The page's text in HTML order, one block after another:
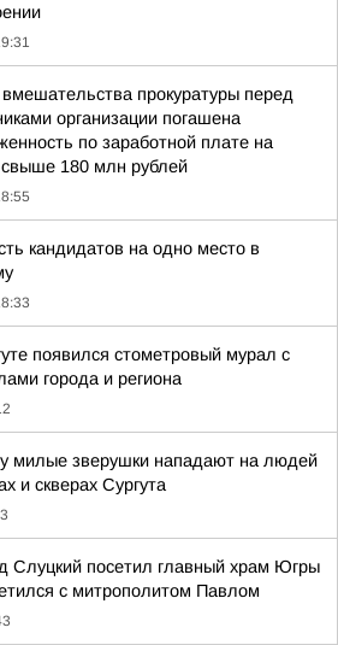
прокуратуры перед
организации погашена
по заработной плате на
180 млн рублей
кандидатов на одно место в
появился стометровый мурал с
города и региона
милые зверушки нападают на людей
и скверах Сургута
Слуцкий посетил главный храм Югры
с митрополитом Павлом